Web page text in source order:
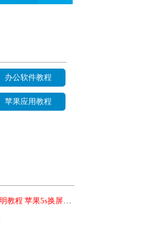
办公软件教程
苹果应用教程
苹果5s换屏幕视频